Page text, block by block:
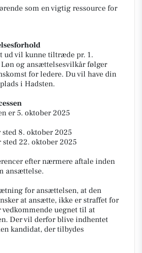
som en vigtig ressource for
ud vil kunne tiltræde pr. 1.
og ansættelsesvilkår følger
for ledere. Du vil have din
i Hadsten.
er 5. oktober 2025
8. oktober 2025
22. oktober 2025
efter nærmere aftale inden
ansættelse.
for ansættelsen, at den
at ansætte, ikke er straffet for
uegnet til at
Der vil derfor blive indhentet
kandidat, der tilbydes